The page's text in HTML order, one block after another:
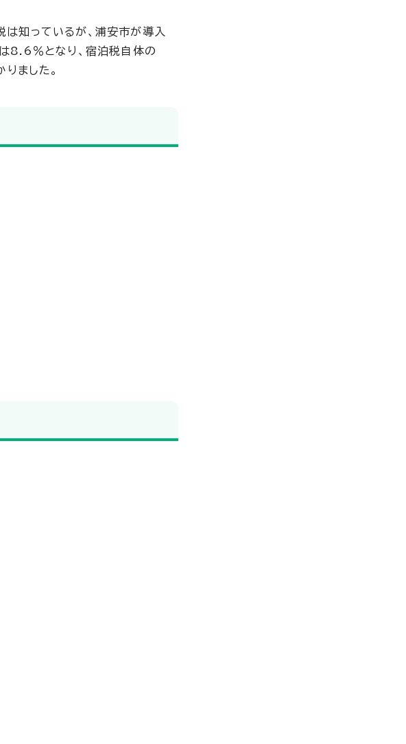
は知っているが、浦安市が導入
8.6％となり、宿泊税自体の
ました。